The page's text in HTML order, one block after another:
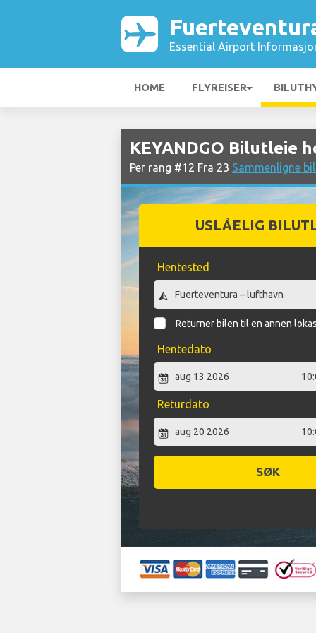
Essential Airport
HOME FLYREISER
KEYANDGO Bilutleie
Per rang #12 Fra 23 Sammenligne
USLÅELIG
Hentested
Returner bilen til en annen
Hentedato
Returdato
SØK